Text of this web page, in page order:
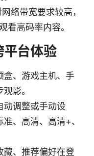
络带宽要求较高，
看高码率内容。
平台体验
盒、游戏主机、手
影。
动调整或手动设
、高清、高清+、
藏、推荐偏好在登